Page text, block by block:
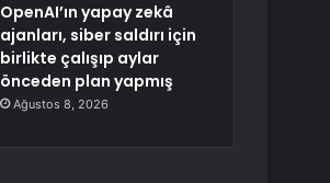
OpenAI’ın yapay zekâ
ajanları, siber saldırı için
birlikte çalışıp aylar
önceden plan yapmış
Ağustos 8, 2026